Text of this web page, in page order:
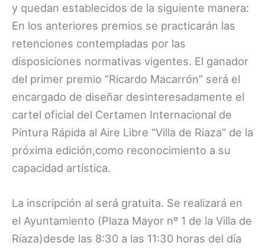
y quedan establecidos de la siguiente manera:
En los anteriores premios se practicarán las
retenciones contempladas por las
disposiciones normativas vigentes. El ganador
del primer premio “Ricardo Macarrón” será el
encargado de diseñar desinteresadamente el
cartel oficial del Certamen Internacional de
Pintura Rápida al Aire Libre “Villa de Riaza” de la
próxima edición,como reconocimiento a su
capacidad artística.
La inscripción al será gratuita. Se realizará en
el Ayuntamiento (Plaza Mayor nº 1 de la Villa de
Riaza)desde las 8:30 a las 11:30 horas del día